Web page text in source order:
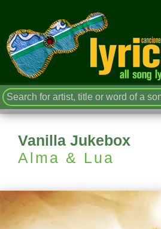
Vanilla Jukebox
Alma & Lua